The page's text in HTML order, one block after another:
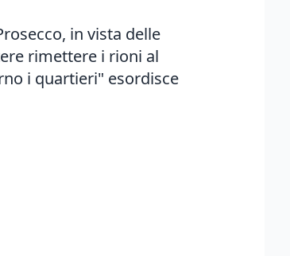
in vista delle
rimettere i rioni al
i quartieri" esordisce